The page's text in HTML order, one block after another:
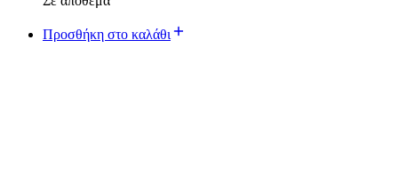
Προσθήκη στο καλάθι